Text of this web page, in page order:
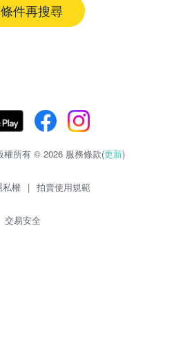
件再搜尋
權所有 © 2026 服務條款(更新)
私權 | 拍賣使用規範
交易安全